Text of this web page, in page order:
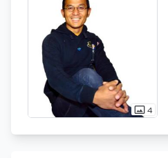
photo_size_select_actual4